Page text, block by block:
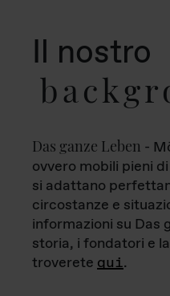
Il nostro
Das ganze Leben -
ovvero mobili pieni
si adattano
circostanze e
informazioni su Das
storia, i fondatori e
troverete qui.